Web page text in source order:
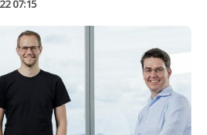
07:15